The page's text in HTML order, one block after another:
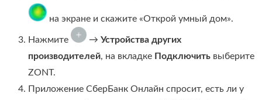
на экране и скажите «Открой умный дом».
Нажмите → Устройства других
производителей, на вкладке Подключить выберите
ZONT.
Приложение СберБанк Онлайн спросит, есть ли у